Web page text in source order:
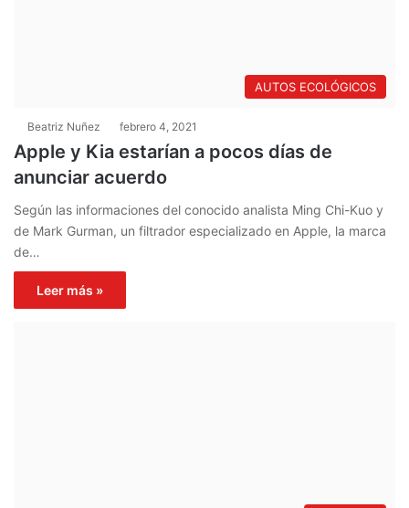
AUTOS ECOLÓGICOS
Beatriz Nuñez febrero 4, 2021
Apple y Kia estarían a pocos días de
anunciar acuerdo
Según las informaciones del conocido analista Ming Chi-Kuo y
de Mark Gurman, un filtrador especializado en Apple, la marca
de…
Leer más »